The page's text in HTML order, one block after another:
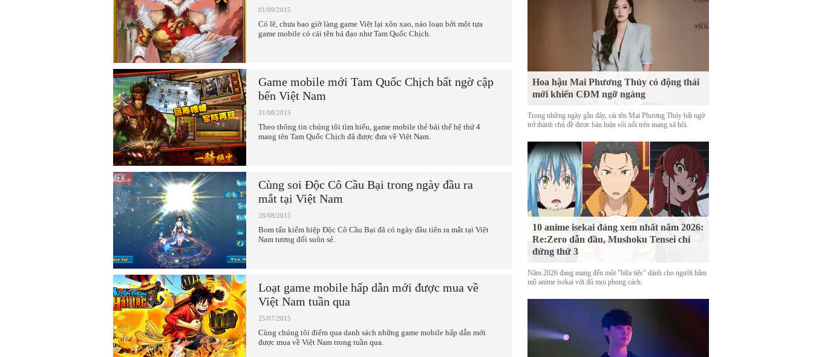
01/09/2015
Có lẽ, chưa bao giờ làng game Việt lại xôn xao, náo loạn bởi một tựa
game mobile có cái tên bá đạo như Tam Quốc Chịch.
Game mobile mới Tam Quốc Chịch bất ngờ cập
bến Việt Nam
31/08/2015
Theo thông tin chúng tôi tìm hiểu, game mobile thẻ bài thế hệ thứ 4
mang tên Tam Quốc Chịch đã được đưa về Việt Nam.
Cùng soi Độc Cô Cầu Bại trong ngày đầu ra
mắt tại Việt Nam
28/08/2015
Bom tấn kiếm hiệp Độc Cô Cầu Bại đã có ngày đầu tiên ra mắt tại Việt
Nam tương đối suôn sẻ.
Loạt game mobile hấp dẫn mới được mua về
Việt Nam tuần qua
25/07/2015
Cùng chúng tôi điểm qua danh sách những game mobile hấp dẫn mới
được mua về Việt Nam trong tuần qua.
Hoa hậu Mai Phương Thúy có động thái
mới khiến CĐM ngỡ ngàng
Trong những ngày gần đây, cái tên Mai Phương Thúy bất ngờ
trở thành chủ đề được bàn luận sôi nổi trên mạng xã hội.
10 anime isekai đáng xem nhất năm 2026:
Re:Zero dẫn đầu, Mushoku Tensei chỉ
đứng thứ 3
Năm 2026 đang mang đến một "bữa tiệc" dành cho người hâm
mộ anime isekai với đủ mọi phong cách.